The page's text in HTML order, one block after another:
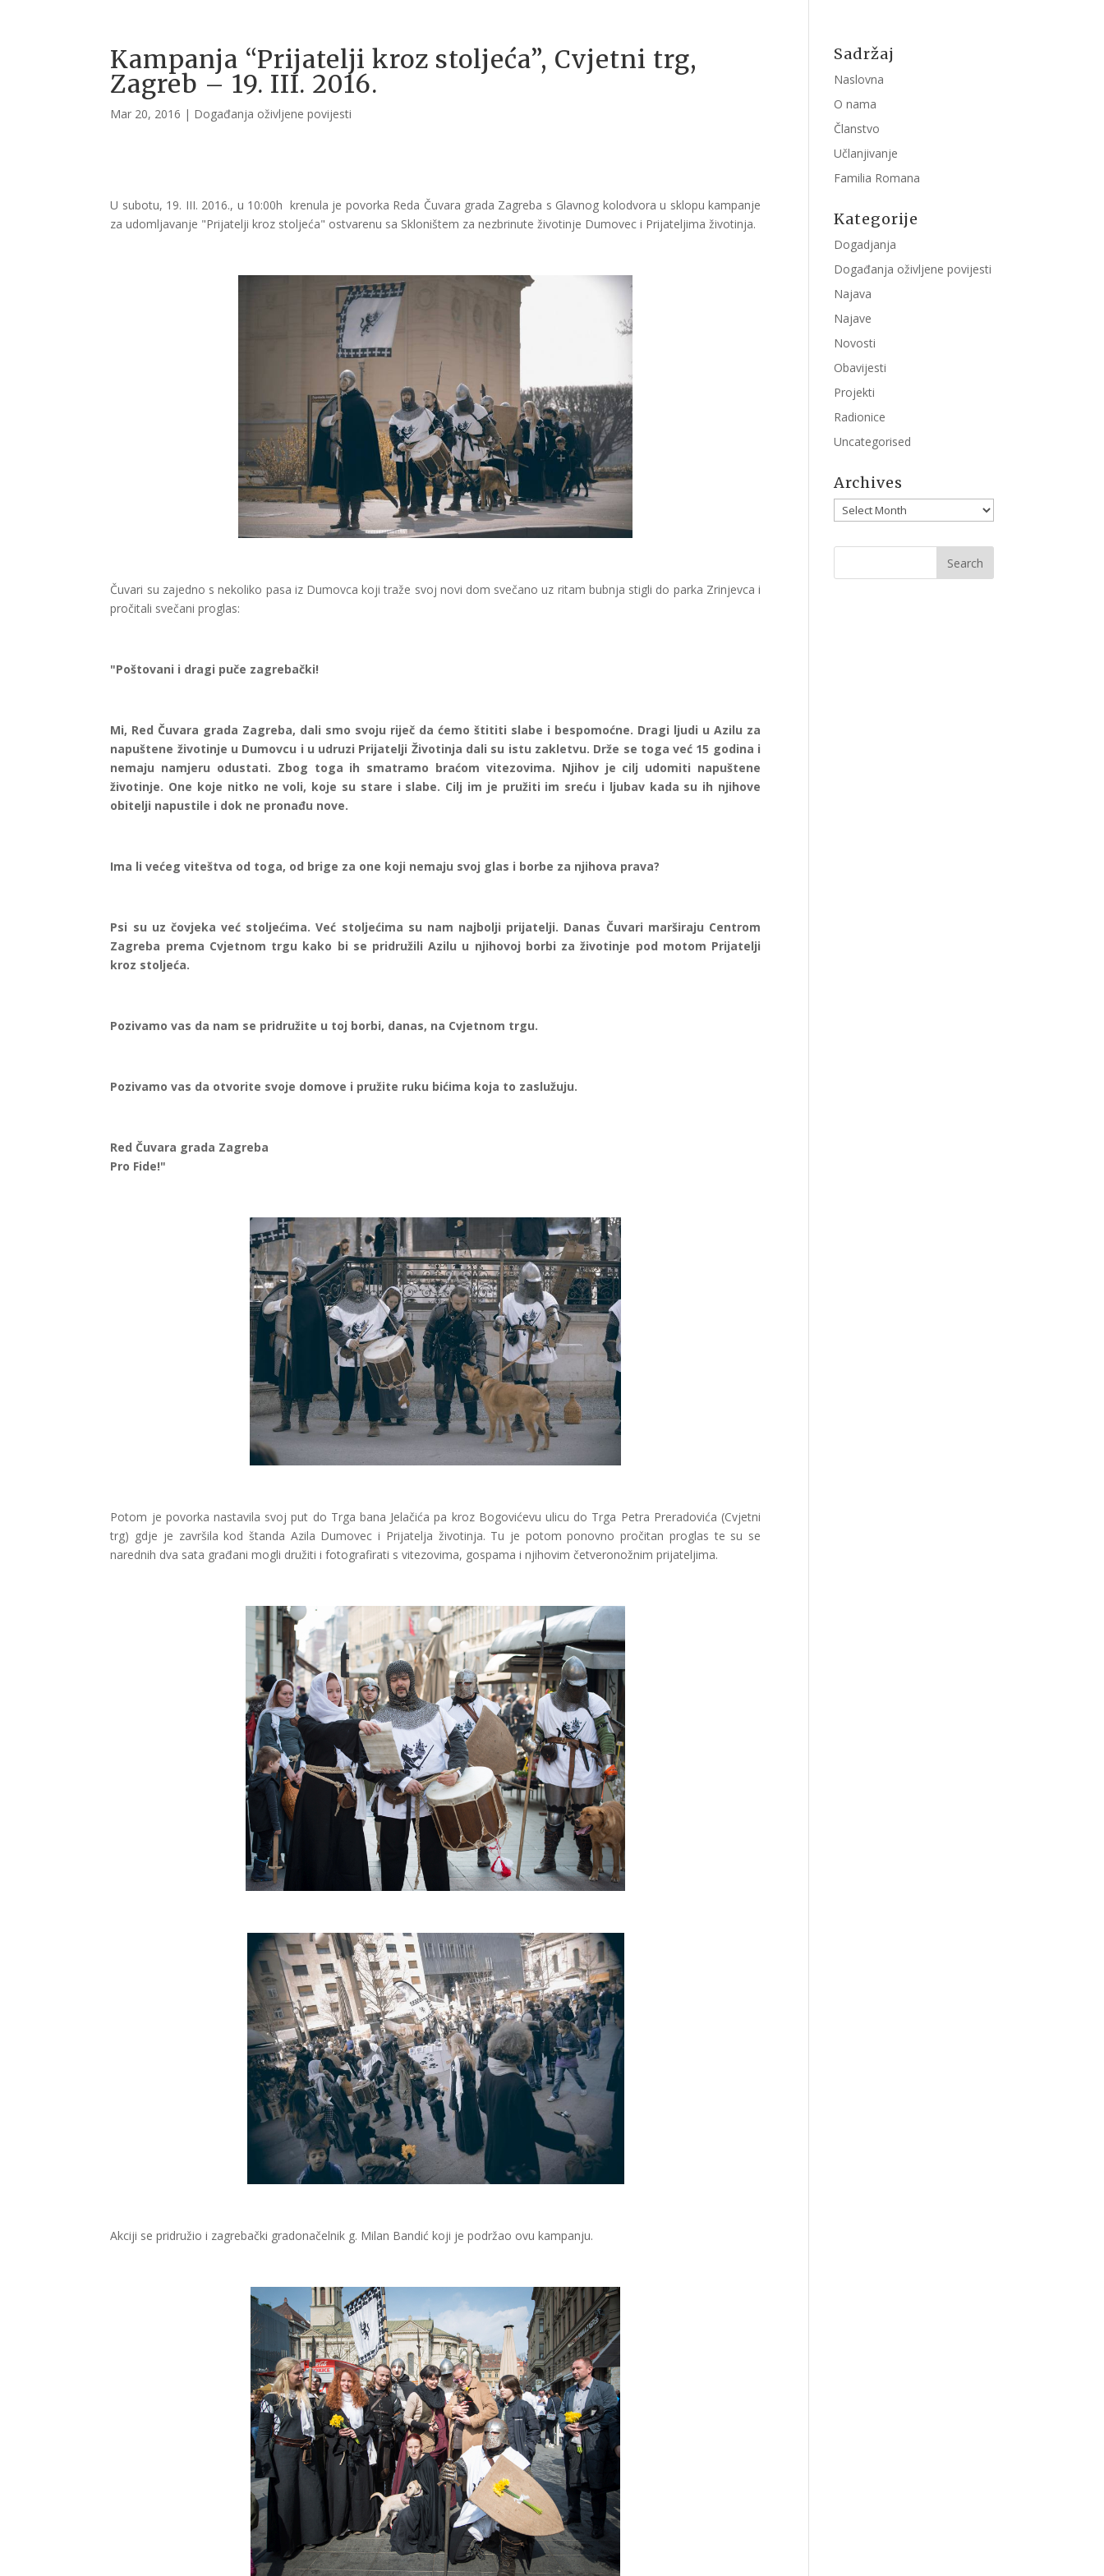
Kampanja “Prijatelji kroz stoljeća”, Cvjetni trg,
Zagreb – 19. III. 2016.
Mar 20, 2016 | Događanja oživljene povijesti
U subotu, 19. III. 2016., u 10:00h krenula je povorka Reda Čuvara grada Zagreba s Glavnog kolodvora u sklopu kampanje
za udomljavanje "Prijatelji kroz stoljeća" ostvarenu sa Skloništem za nezbrinute životinje Dumovec i Prijateljima životinja.
Čuvari su zajedno s nekoliko pasa iz Dumovca koji traže svoj novi dom svečano uz ritam bubnja stigli do parka Zrinjevca i
pročitali svečani proglas:
"Poštovani i dragi puče zagrebački!
Mi, Red Čuvara grada Zagreba, dali smo svoju riječ da ćemo štititi slabe i bespomoćne. Dragi ljudi u Azilu za
napuštene životinje u Dumovcu i u udruzi Prijatelji Životinja dali su istu zakletvu. Drže se toga već 15 godina i
nemaju namjeru odustati. Zbog toga ih smatramo braćom vitezovima. Njihov je cilj udomiti napuštene
životinje. One koje nitko ne voli, koje su stare i slabe. Cilj im je pružiti im sreću i ljubav kada su ih njihove
obitelji napustile i dok ne pronađu nove.
Ima li većeg viteštva od toga, od brige za one koji nemaju svoj glas i borbe za njihova prava?
Psi su uz čovjeka već stoljećima. Već stoljećima su nam najbolji prijatelji. Danas Čuvari marširaju Centrom
Zagreba prema Cvjetnom trgu kako bi se pridružili Azilu u njihovoj borbi za životinje pod motom Prijatelji
kroz stoljeća.
Pozivamo vas da nam se pridružite u toj borbi, danas, na Cvjetnom trgu.
Pozivamo vas da otvorite svoje domove i pružite ruku bićima koja to zaslužuju.
Red Čuvara grada Zagreba
Pro Fide!"
Potom je povorka nastavila svoj put do Trga bana Jelačića pa kroz Bogovićevu ulicu do Trga Petra Preradovića (Cvjetni
trg) gdje je završila kod štanda Azila Dumovec i Prijatelja životinja. Tu je potom ponovno pročitan proglas te su se
narednih dva sata građani mogli družiti i fotografirati s vitezovima, gospama i njihovim četveronožnim prijateljima.
Akciji se pridružio i zagrebački gradonačelnik g. Milan Bandić koji je podržao ovu kampanju.
Sadržaj
Naslovna
O nama
Članstvo
Učlanjivanje
Familia Romana
Kategorije
Dogadjanja
Događanja oživljene povijesti
Najava
Najave
Novosti
Obavijesti
Projekti
Radionice
Uncategorised
Archives
Archives